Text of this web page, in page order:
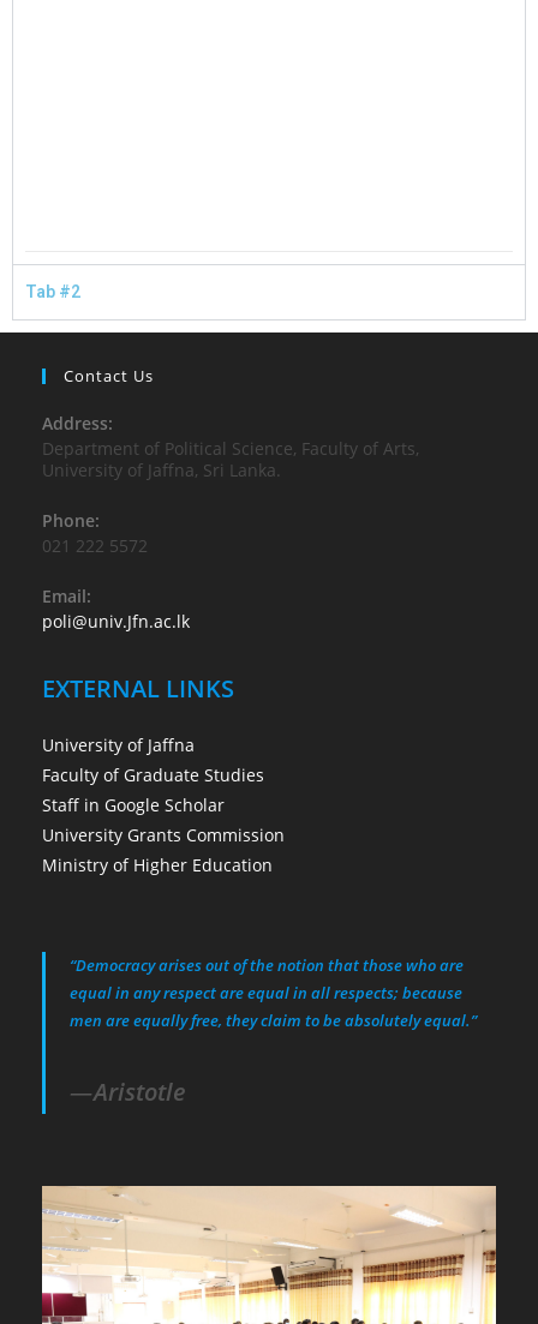
Tab #2
Contact Us
Address:
Department of Political Science, Faculty of Arts,
University of Jaffna, Sri Lanka.
Phone:
021 222 5572
Email:
poli@univ.Jfn.ac.lk
EXTERNAL LINKS
University of Jaffna
Faculty of Graduate Studies
Staff in Google Scholar
University Grants Commission
Ministry of Higher Education
“Democracy arises out of the notion that those who are
equal in any respect are equal in all respects; because
men are equally free, they claim to be absolutely equal.”
Aristotle